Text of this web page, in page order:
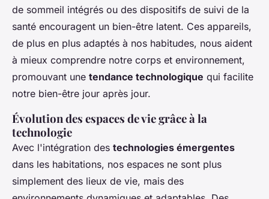
de sommeil intégrés ou des dispositifs de suivi de la
santé encouragent un bien-être latent. Ces appareils,
de plus en plus adaptés à nos habitudes, nous aident
à mieux comprendre notre corps et environnement,
promouvant une tendance technologique qui facilite
notre bien-être jour après jour.
Évolution des espaces de vie grâce à la
technologie
Avec l'intégration des technologies émergentes
dans les habitations, nos espaces ne sont plus
simplement des lieux de vie, mais des